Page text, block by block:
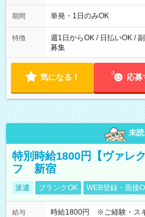
～21：00
期間 単発・1日のみOK
特徴
週1日からOK / 日払いOK /
募集
気になる！ 応募
未読
特別時給1800円【ヴァレ
フ 新宿
派遣 ブランクOK WEB登録・面接
給与
時給1800円 ※ご経験・ス